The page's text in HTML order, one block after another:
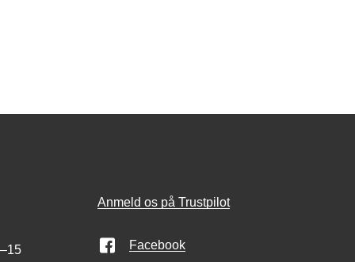
Anmeld os på Trustpilot
Facebook